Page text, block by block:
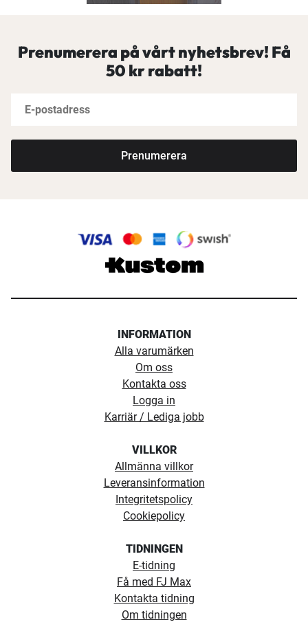
Prenumerera på vårt nyhetsbrev! Få
50 kr rabatt!
Prenumerera
INFORMATION
Alla varumärken
Om oss
Kontakta oss
Logga in
Karriär / Lediga jobb
VILLKOR
Allmänna villkor
Leveransinformation
Integritetspolicy
Cookiepolicy
TIDNINGEN
E-tidning
Få med FJ Max
Kontakta tidning
Om tidningen